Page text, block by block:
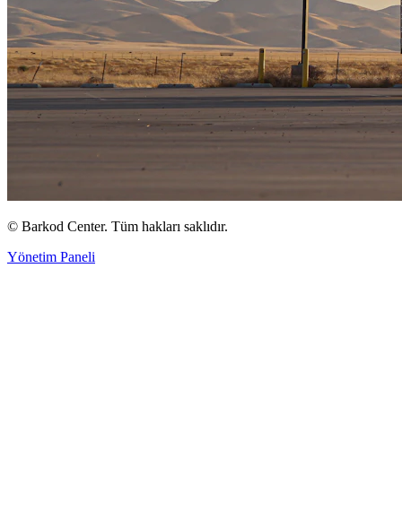
© Barkod Center. Tüm hakları saklıdır.
Yönetim Paneli